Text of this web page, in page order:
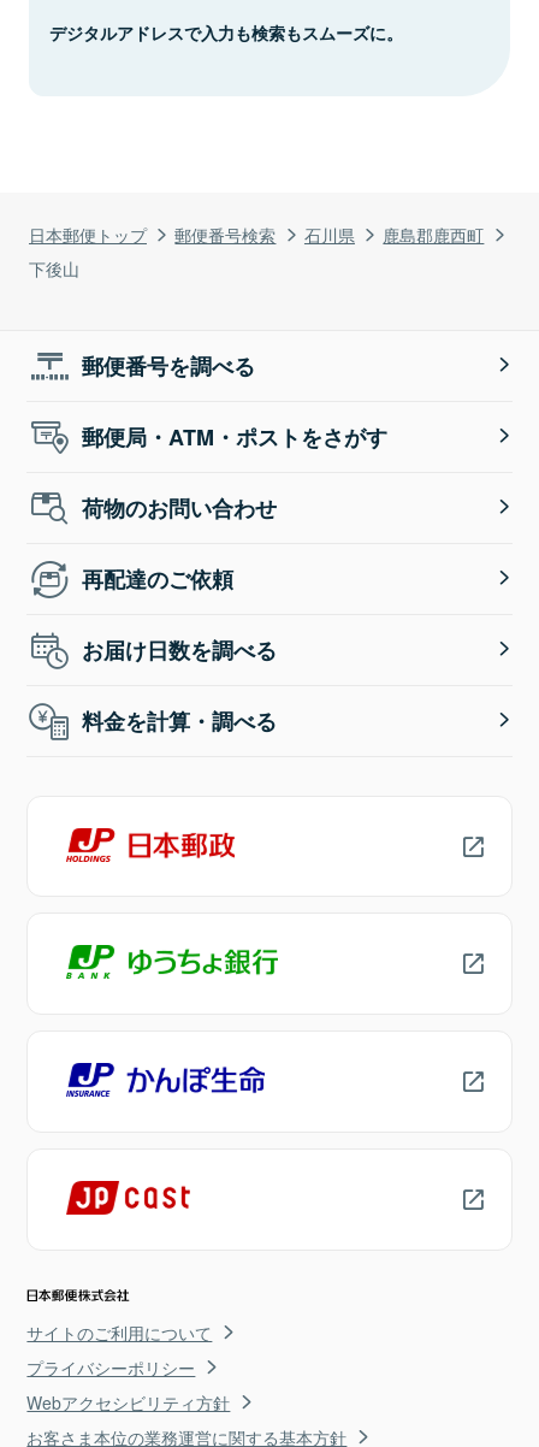
日本郵便トップ 郵便番号検索 石川県
鹿島郡鹿西町
下後山
デジタルアドレスで入力も検索もスムーズに。
郵便番号を調べる
郵便局・ATM・ポストをさがす
荷物のお問い合わせ
再配達のご依頼
お届け日数を調べる
料金を計算・調べる
サイトのご利用について
プライバシーポリシー
Webアクセシビリティ方針
お客さま本位の業務運営に関する基本方針